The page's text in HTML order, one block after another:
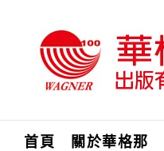
首頁 關於華格那